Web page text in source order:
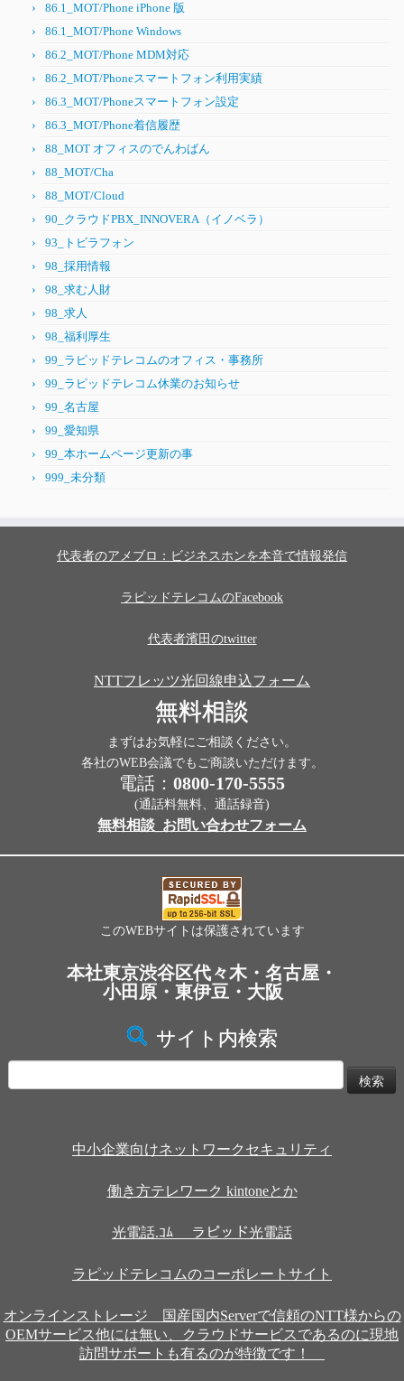
86.1_MOT/Phone iPhone 版
86.1_MOT/Phone Windows
86.2_MOT/Phone MDM対応
86.2_MOT/Phoneスマートフォン利用実績
86.3_MOT/Phoneスマートフォン設定
86.3_MOT/Phone着信履歴
88_MOT オフィスのでんわばん
88_MOT/Cha
88_MOT/Cloud
90_クラウドPBX_INNOVERA（イノベラ）
93_トビラフォン
98_採用情報
98_求む人財
98_求人
98_福利厚生
99_ラピッドテレコムのオフィス・事務所
99_ラピッドテレコム休業のお知らせ
99_名古屋
99_愛知県
99_本ホームページ更新の事
999_未分類
代表者のアメブロ：ビジネスホンを本音で情報発信
ラピッドテレコムのFacebook
代表者濱田のtwitter
NTTフレッツ光回線申込フォーム
無料相談
まずはお気軽にご相談ください。
各社のWEB会議でもご商談いただけます。
電話： 0800-170-5555
(通話料無料、通話録音)
無料相談_お問い合わせフォーム
このWEBサイトは保護されています
本社東京渋谷区代々木・名古屋・
小田原・東伊豆・大阪
サイト内検索
索:
中小企業向けネットワークセキュリティ
働き方テレワーク kintoneとか
光電話.ｺﾑ ラピッド光電話
ラピッドテレコムのコーポレートサイト
オンラインストレージ 国産国内Serverで信頼のNTT様からの
OEMサービス他には無い、クラウドサービスであるのに現地
訪問サポートも有るのが特徴です！